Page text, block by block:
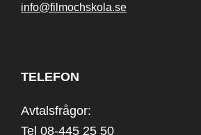
info@filmochskola.se
TELEFON
Avtalsfrågor:
Tel 08-445 25 50